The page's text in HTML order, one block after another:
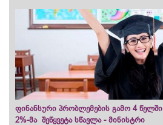
ფინანსური პრობლემების გამო 4
2%-მა შეწყვეტა სწავლა - მინისტრი